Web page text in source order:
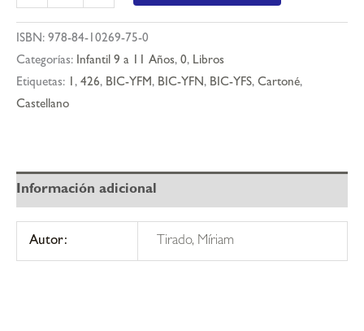
llamo
goa
7
-
¿en
ISBN: 978-84-10269-75-0
Categorías: Infantil 9 a 11 Años, 0, Libros
Etiquetas: 1 , 426, BIC-YFM, BIC-YFN, BIC-YFS, Cartoné,
Castellano
Información adicional
Autor: Tirado, Míriam